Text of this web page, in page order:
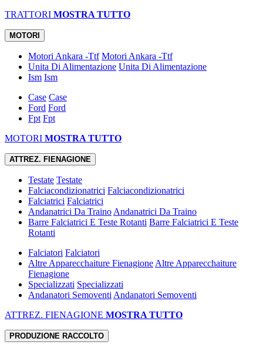
TRATTORI MOSTRA TUTTO
MOTORI
Motori Ankara -Ttf Motori Ankara -Ttf
Unita Di Alimentazione Unita Di Alimentazione
Ism Ism
Case Case
Ford Ford
Fpt Fpt
MOTORI MOSTRA TUTTO
ATTREZ. FIENAGIONE
Testate Testate
Falciacondizionatrici Falciacondizionatrici
Falciatrici Falciatrici
Andanatrici Da Traino Andanatrici Da Traino
Barre Falciatrici E Teste Rotanti Barre Falciatrici E Teste
Rotanti
Falciatori Falciatori
Altre Apparecchaiture Fienagione Altre Apparecchaiture
Fienagione
Specializzati Specializzati
Andanatori Semoventi Andanatori Semoventi
ATTREZ. FIENAGIONE MOSTRA TUTTO
PRODUZIONE RACCOLTO